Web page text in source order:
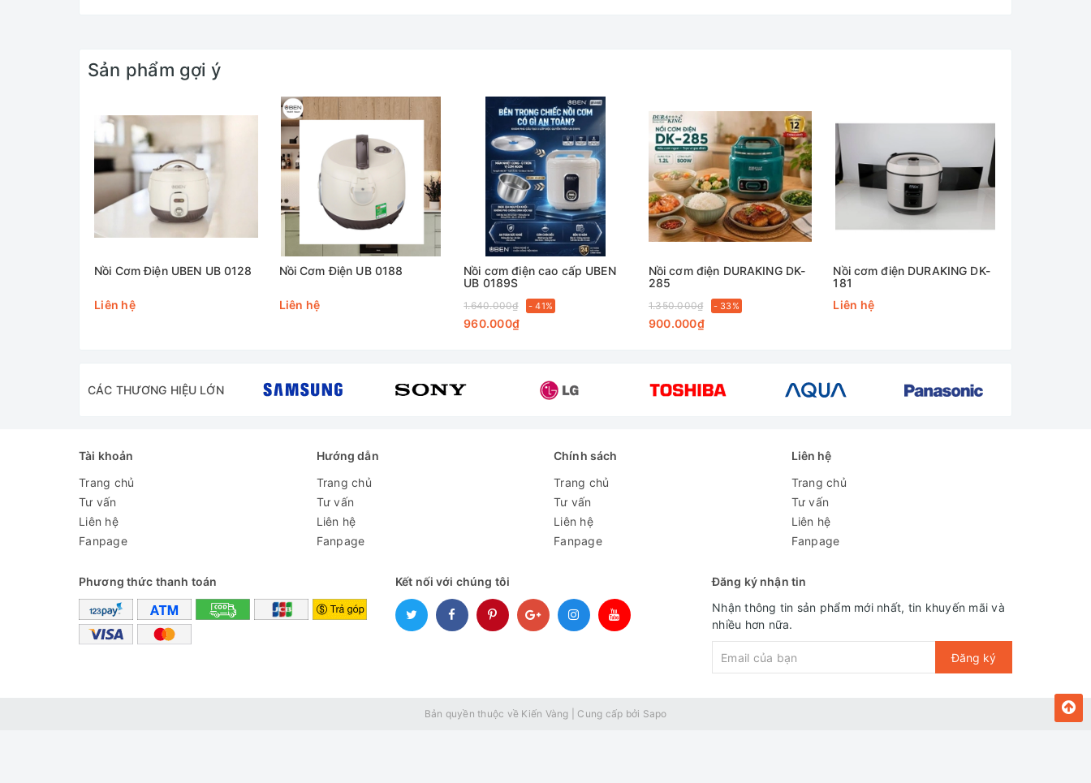
Sản phẩm gợi ý
Nồi Cơm Điện UBEN UB 0128
Liên hệ
Nồi Cơm Điện UB 0188
Liên hệ
Nồi cơm điện cao cấp UBEN
UB 0189S
1.640.000₫ - 41%
960.000₫
Nồi cơm điện DURAKING DK-
285
1.350.000₫ - 33%
900.000₫
Nồi cơm điện DURAKING DK-
181
Liên hệ
CÁC THƯƠNG HIỆU LỚN
Tài khoản
Trang chủ
Tư vấn
Liên hệ
Fanpage
Hướng dẫn
Trang chủ
Tư vấn
Liên hệ
Fanpage
Chính sách
Trang chủ
Tư vấn
Liên hệ
Fanpage
Liên hệ
Trang chủ
Tư vấn
Liên hệ
Fanpage
Phương thức thanh toán Kết nối với chúng tôi
Đăng ký nhận tin
Nhận thông tin sản phẩm mới nhất, tin khuyến mãi và
nhiều hơn nữa.
Đăng ký
Bản quyền thuộc về Kiến Vàng Cung cấp bởi Sapo